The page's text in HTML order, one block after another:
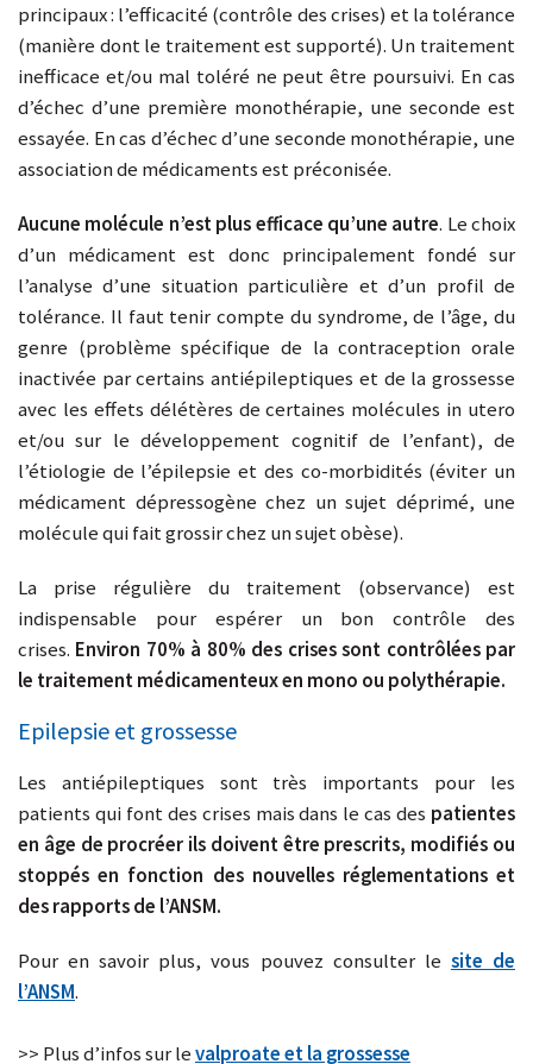
principaux : l’efficacité (contrôle des crises) et la tolérance
(manière dont le traitement est supporté). Un traitement
inefficace et/ou mal toléré ne peut être poursuivi. En cas
d’échec d’une première monothérapie, une seconde est
essayée. En cas d’échec d’une seconde monothérapie, une
association de médicaments est préconisée.
Aucune molécule n’est plus efficace qu’une autre. Le choix
d’un médicament est donc principalement fondé sur
l’analyse d’une situation particulière et d’un profil de
tolérance. Il faut tenir compte du syndrome, de l’âge, du
genre (problème spécifique de la contraception orale
inactivée par certains antiépileptiques et de la grossesse
avec les effets délétères de certaines molécules in utero
et/ou sur le développement cognitif de l’enfant), de
l’étiologie de l’épilepsie et des co-morbidités (éviter un
médicament dépressogène chez un sujet déprimé, une
molécule qui fait grossir chez un sujet obèse).
La prise régulière du traitement (observance) est
indispensable pour espérer un bon contrôle des
crises. Environ 70% à 80% des crises sont contrôlées par
le traitement médicamenteux en mono ou polythérapie.
Epilepsie et grossesse
Les antiépileptiques sont très importants pour les
patients qui font des crises mais dans le cas des patientes
en âge de procréer ils doivent être prescrits, modifiés ou
stoppés en fonction des nouvelles réglementations et
des rapports de l’ANSM.
Pour en savoir plus, vous pouvez consulter le site de
l’ANSM.
>> Plus d’infos sur levalproate et la grossesse